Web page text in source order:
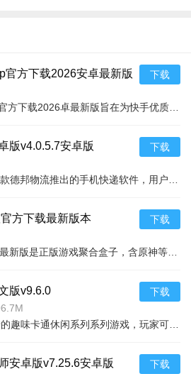
官方下载2026安卓最新版
卓最新版
下载
版v4.0.5.7安卓版 下载
方下载最新版本
mkt#100300手机版
下载
版v9.6.0 下载
安卓版v7.25.6安卓版 下载